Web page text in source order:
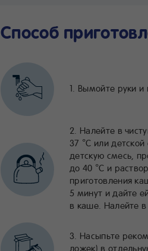
Способ
1. Вымойте руки и
2. Налейте в
37 °С или
детскую смесь,
до 40 °С и
приготовления
5 минут и дайте
в каше. Налейте
3. Насыпьте
ложек) в